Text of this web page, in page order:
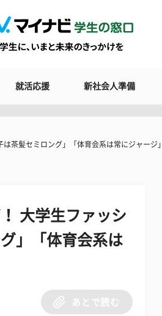
就活応援 新社会人準備
茶髪セミロング」「体育会系は常にジャージ」
大学生ファッシ
」「体育会系は
あとで読む